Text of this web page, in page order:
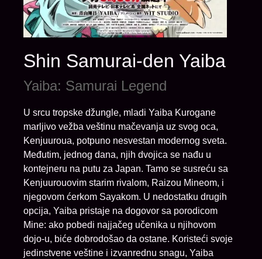
Shin Samurai-den Yaiba
Yaiba: Samurai Legend
U srcu tropske džungle, mladi Yaiba Kurogane
marljivo vežba veštinu mačevanja uz svog oca,
Kenjuuroua, potpuno nesvestan modernog sveta.
Međutim, jednog dana, njih dvojica se nađu u
kontejneru na putu za Japan. Tamo se susreću sa
Kenjuurouovim starim rivalom, Raizou Mineom, i
njegovom ćerkom Sayakom. U nedostatku drugih
opcija, Yaiba pristaje na dogovor sa porodicom
Mine: ako pobedi najjačeg učenika u njihovom
dojo-u, biće dobrodošao da ostane. Koristeći svoje
jedinstvene veštine i izvanrednu snagu, Yaiba